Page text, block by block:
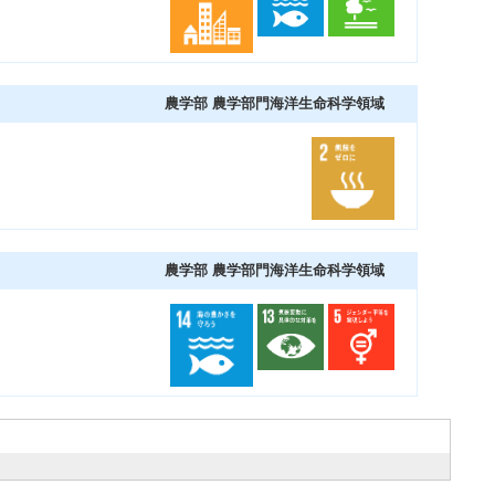
農学部 農学部門海洋生命科学領域
農学部 農学部門海洋生命科学領域